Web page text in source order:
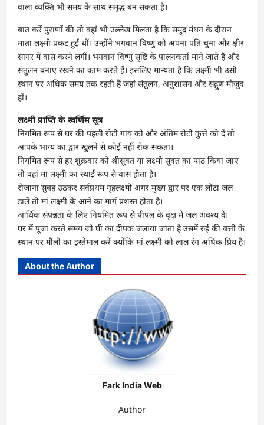
वाला व्यक्ति भी समय के साथ समृद्ध बन सकता है।
बात करें पुराणों की तो वहां भी उल्लेख मिलता है कि समुद्र मंथन के दौरान
माता लक्ष्मी प्रकट हुई थीं। उन्होंने भगवान विष्णु को अपना पति चुना और क्षीर
सागर में वास करने लगीं। भगवान विष्णु सृष्टि के पालनकर्ता माने जाते हैं और
संतुलन बनाए रखने का काम करते हैं। इसलिए मान्यता है कि लक्ष्मी भी उसी
स्थान पर अधिक समय तक रहती हैं जहां संतुलन, अनुशासन और सद्गुण मौजूद
हों।
लक्ष्मी प्राप्ति के स्वर्णिम सूत्र
नियमित रूप से घर की पहली रोटी गाय को और अंतिम रोटी कुत्ते को दें तो
आपके भाग्य का द्वार खुलने से कोई नहीं रोक सकता।
नियमित रूप से हर शुक्रवार को श्रीसूक्त या लक्ष्मी सूक्त का पाठ किया जाए
तो वहां मां लक्ष्मी का स्थाई रूप से वास होता है।
रोजाना सुबह उठकर सर्वप्रथम गृहलक्ष्मी अगर मुख्य द्वार पर एक लोटा जल
डालें तो मां लक्ष्मी के आने का मार्ग प्रशस्त होता है।
आर्थिक संपन्नता के लिए नियमित रूप से पीपल के वृक्ष में जल अवश्य दें।
घर में पूजा करते समय जो घी का दीपक जलाया जाता है उसमें रुई की बत्ती के
स्थान पर मौली का इस्तेमाल करें क्योंकि मां लक्ष्मी को लाल रंग अधिक प्रिय है।
About the Author
Fark India Web
Author